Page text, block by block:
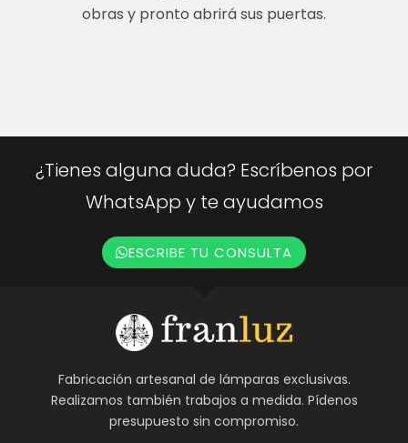
obras y pronto abrirá sus puertas.
¿Tienes alguna duda? Escríbenos por
WhatsApp y te ayudamos
ESCRIBE TU CONSULTA
Fabricación artesanal de lámparas exclusivas.
Realizamos también trabajos a medida. Pídenos
presupuesto sin compromiso.